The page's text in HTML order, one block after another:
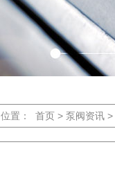
位置： 首页 > 泵阀资讯 >